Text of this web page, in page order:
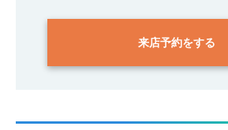
来店予約をする